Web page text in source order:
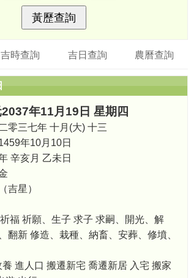
吉時查詢 吉日查詢 農曆查詢
年11月19日 星期四
零三七年 十月(大) 十三
年10月10日
辛亥月 乙未日
吉星）
福 祈願、生子 求子 求嗣、開光、解
翻新 修造、栽種、納畜、安葬、修墳、
進人口 搬遷新宅 喬遷新居 入宅 搬家